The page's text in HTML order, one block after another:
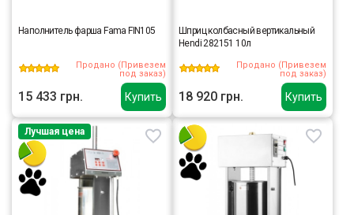
Купить
Наполнитель фарша Fama FIN105
Продано (Привезем
под заказ)
15 433 грн. Купить
Шприц колбасный вертикальный
Hendi 282151 10л
Продано (Привезем
под заказ)
18 920 грн.
Лучшая цена